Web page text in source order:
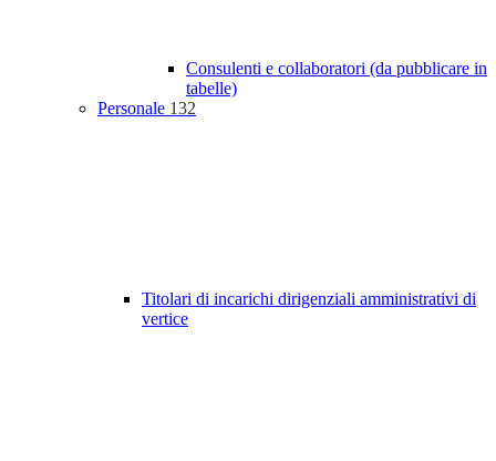
Consulenti e collaboratori (da pubblicare in
tabelle)
Personale 132
Titolari di incarichi dirigenziali amministrativi di
vertice